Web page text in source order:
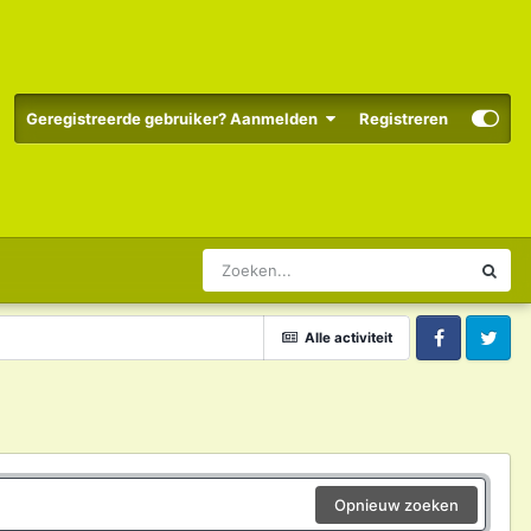
Geregistreerde gebruiker? Aanmelden Registreren
Alle activiteit
FacebookTwitter
Opnieuw zoeken